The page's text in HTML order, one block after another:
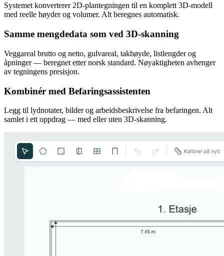
Systemet konverterer 2D-plantegningen til en komplett 3D-modell
med reelle høyder og volumer. Alt beregnes automatisk.
Samme mengdedata som ved 3D-skanning
Veggareal brutto og netto, gulvareal, takhøyde, listlengder og
åpninger — beregnet etter norsk standard. Nøyaktigheten avhenger
av tegningens presisjon.
Kombinér med Befaringsassistenten
Legg til lydnotater, bilder og arbeidsbeskrivelse fra befaringen. Alt
samlet i ett oppdrag — med eller uten 3D-skanning.